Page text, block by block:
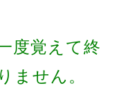
度覚えて終
ません。